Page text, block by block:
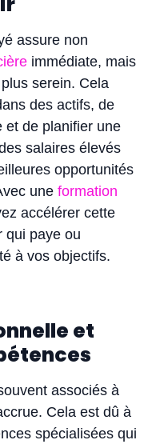
assure non
immédiate, mais
serein. Cela
des actifs, de
et de planifier une
salaires élevés
opportunités
une formation
accélérer cette
qui paye ou
à vos objectifs.
et
associés à
Cela est dû à
spécialisées qui